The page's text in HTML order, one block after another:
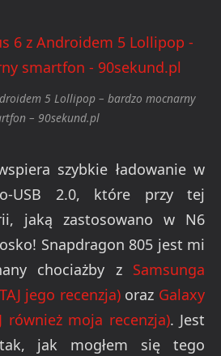
5 Lollipop – bardzo mocnarny
– 90sekund.pl
szybkie ładowanie w
USB 2.0, które przy tej
jaką zastosowano w N6
Snapdragon 805 jest mi
chociażby z Samsunga
jego recenzja)oraz Galaxy
również moja recenzja). Jest
jak mogłem się tego